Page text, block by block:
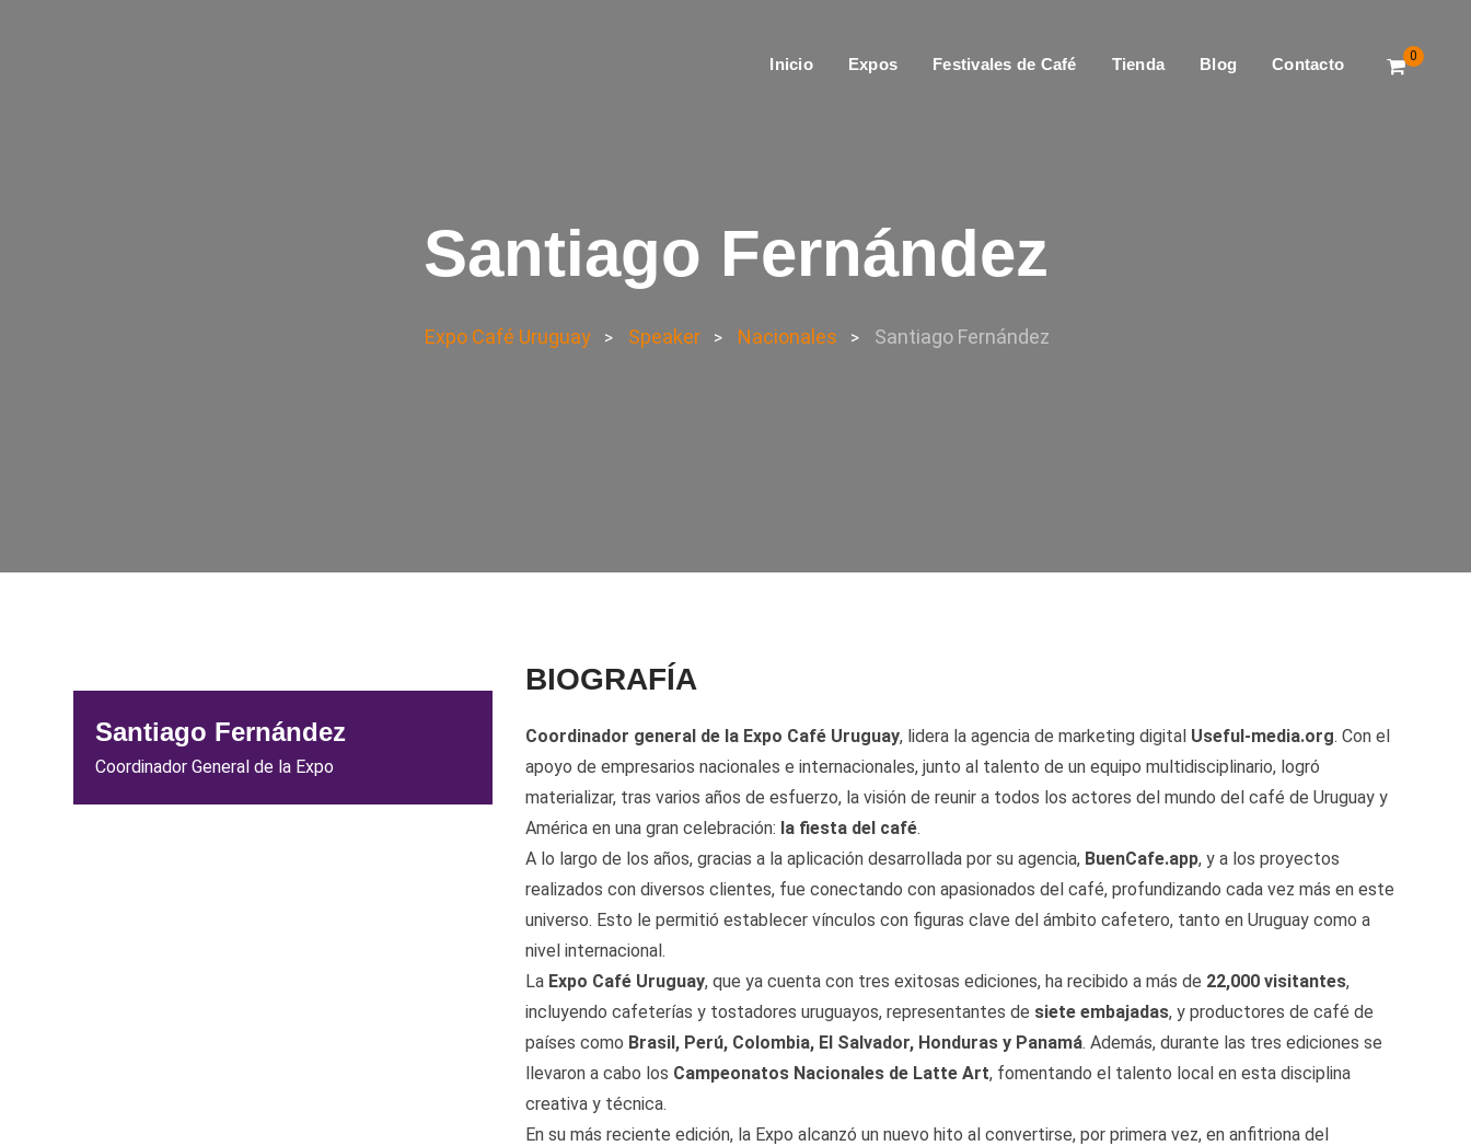
0
Inicio Expos Festivales de Café Tienda Blog Contacto
Santiago Fernández
Expo Café Uruguay > Speaker > Nacionales > Santiago Fernández
Santiago Fernández
Coordinador General de la Expo
BIOGRAFÍA
Coordinador general de la Expo Café Uruguay, lidera la agencia de marketing digital Useful-media.org. Con el
apoyo de empresarios nacionales e internacionales, junto al talento de un equipo multidisciplinario, logró
materializar, tras varios años de esfuerzo, la visión de reunir a todos los actores del mundo del café de Uruguay y
América en una gran celebración: la fiesta del café.
A lo largo de los años, gracias a la aplicación desarrollada por su agencia, BuenCafe.app, y a los proyectos
realizados con diversos clientes, fue conectando con apasionados del café, profundizando cada vez más en este
universo. Esto le permitió establecer vínculos con figuras clave del ámbito cafetero, tanto en Uruguay como a
nivel internacional.
La Expo Café Uruguay, que ya cuenta con tres exitosas ediciones, ha recibido a más de 22,000 visitantes,
incluyendo cafeterías y tostadores uruguayos, representantes de siete embajadas, y productores de café de
países como Brasil, Perú, Colombia, El Salvador, Honduras y Panamá. Además, durante las tres ediciones se
llevaron a cabo los Campeonatos Nacionales de Latte Art, fomentando el talento local en esta disciplina
creativa y técnica.
En su más reciente edición, la Expo alcanzó un nuevo hito al convertirse, por primera vez, en anfitriona del